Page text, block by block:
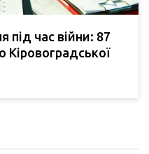
під час війни: 87
Кіровоградської